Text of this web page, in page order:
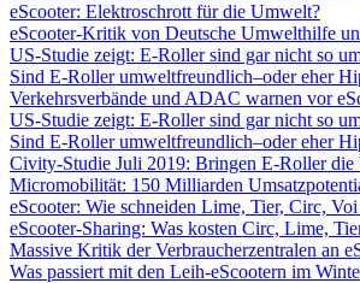
eScooter: Elektroschrott für die Umwelt?
eScooter-Kritik von Deutsche Umwelthilfe
US-Studie zeigt: E-Roller sind gar nicht so
Sind E-Roller umweltfreundlich–oder eher
Verkehrsverbände und ADAC warnen vor
US-Studie zeigt: E-Roller sind gar nicht so
Sind E-Roller umweltfreundlich–oder eher
Civity-Studie Juli 2019: Bringen E-Roller die
Micromobilität: 150 Milliarden
eScooter: Wie schneiden Lime, Tier, Circ, Voi
eScooter-Sharing: Was kosten Circ, Lime,
Massive Kritik der Verbraucherzentralen an
Was passiert mit den Leih-eScootern im